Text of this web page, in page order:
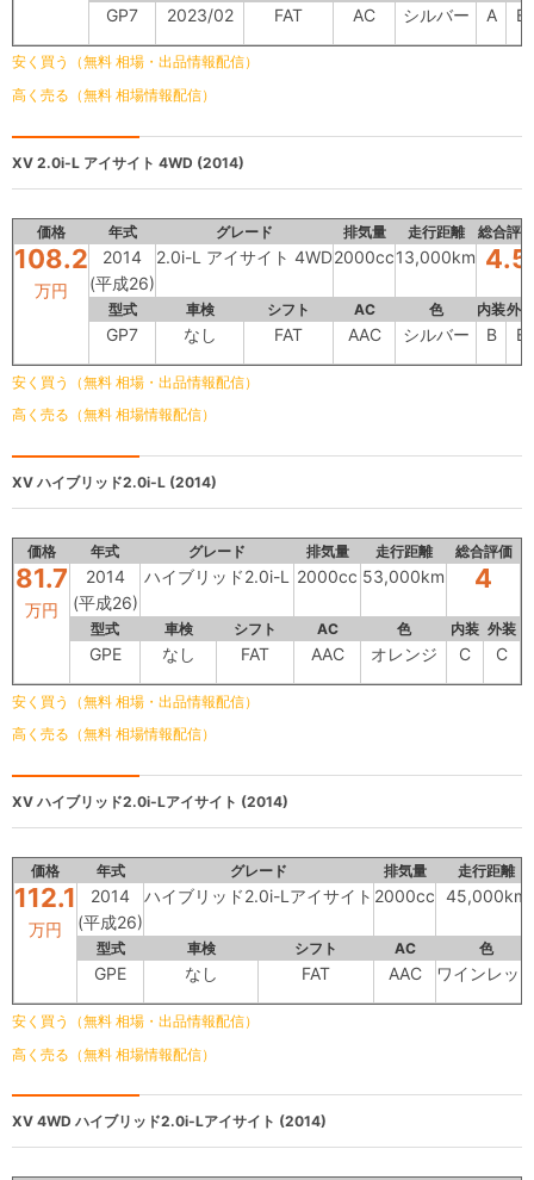
GP7 2023/02 FAT AC シルバー A B
安く買う（無料 相場・出品情報配信）
高く売る（無料 相場情報配信）
XV 2.0i-L アイサイト 4WD (2014)
価格 年式 グレード 排気量 走行距離 総合評価
108.2
万円
2014
(平成26)
2.0i-L アイサイト 4WD2000cc13,000km 4.5
型式 車検 シフト AC 色 内装外装
GP7 なし FAT AAC シルバー B B
安く買う（無料 相場・出品情報配信）
高く売る（無料 相場情報配信）
XV ハイブリッド2.0i-L (2014)
価格 年式 グレード 排気量 走行距離 総合評価
81.7
万円
2014
(平成26)
ハイブリッド2.0i-L 2000cc 53,000km 4
型式 車検 シフト AC 色 内装 外装
GPE なし FAT AAC オレンジ C C
安く買う（無料 相場・出品情報配信）
高く売る（無料 相場情報配信）
XV ハイブリッド2.0i-Lアイサイト (2014)
価格 年式 グレード 排気量 走行距離
112.1
万円
2014
(平成26)
ハイブリッド2.0i-Lアイサイト 2000cc 45,000km
型式 車検 シフト AC 色
GPE なし FAT AAC ワインレッ
安く買う（無料 相場・出品情報配信）
高く売る（無料 相場情報配信）
XV 4WD ハイブリッド2.0i-Lアイサイト (2014)